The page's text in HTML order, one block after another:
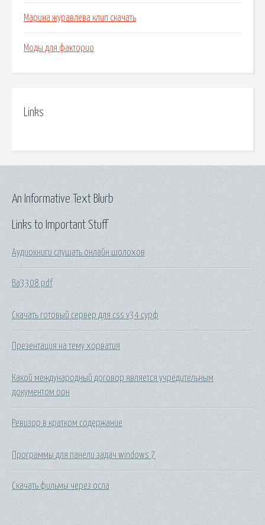
Марина журавлева клип скачать
Моды для факторио
Links
Links to Important Stuff
Аудиокниги слушать онлайн шолохов
Ba3308 pdf
Скачать готовый сервер для css v34 сурф
Презентация на тему хорватия
Какой международный договор является учредительным
документом оон
Ревизор в кратком содержание
Программы для панели задач windows 7
Скачать фильмы через осла
An Informative Text Blurb